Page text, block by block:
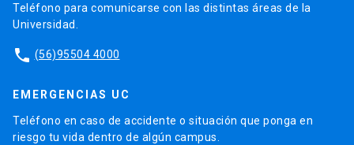
Teléfono para comunicarse con las distintas áreas de la
Universidad.
phone (56)95504 4000
EMERGENCIAS UC
Teléfono en caso de accidente o situación que ponga en
riesgo tu vida dentro de algún campus.